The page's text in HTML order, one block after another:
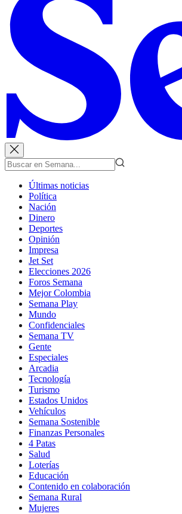
Últimas noticias
Política
Nación
Dinero
Deportes
Opinión
Impresa
Jet Set
Elecciones 2026
Foros Semana
Mejor Colombia
Semana Play
Mundo
Confidenciales
Semana TV
Gente
Especiales
Arcadia
Tecnología
Turismo
Estados Unidos
Vehículos
Semana Sostenible
Finanzas Personales
4 Patas
Salud
Loterías
Educación
Contenido en colaboración
Semana Rural
Mujeres